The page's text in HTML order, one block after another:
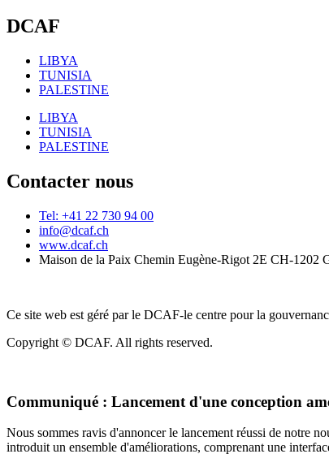
DCAF
LIBYA
TUNISIA
PALESTINE
LIBYA
TUNISIA
PALESTINE
Contacter nous
Tel: +41 22 730 94 00
info@dcaf.ch
www.dcaf.ch
Maison de la Paix Chemin Eugène-Rigot 2E CH-1202
Ce site web est géré par le DCAF-le centre pour la
Copyright © DCAF. All rights reserved.
Communiqué : Lancement d'une conception
Nous sommes ravis d'annoncer le lancement réussi de notre
introduit un ensemble d'améliorations, comprenant une